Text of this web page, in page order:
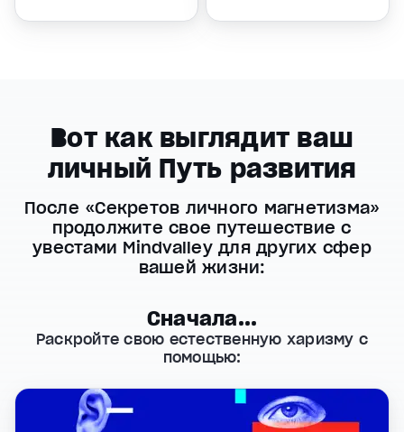
Вот как выглядит ваш
личный Путь развития
После «Секретов личного магнетизма»
продолжите свое путешествие с
увестами Mindvalley для других сфер
вашей жизни:
Сначала...
Раскройте свою естественную харизму с
помощью: